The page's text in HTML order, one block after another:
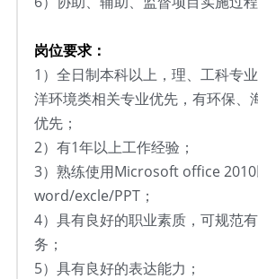
岗位要求：
1） 全日制本科以上，理、工科专
洋环境类相关专业优先，有环保、
优先；
2）有1年以上工作经验；
3） 熟练使用Microsoft office
word/excle/PPT；
4） 具有良好的职业素质，可规范
务；
5） 具有良好的表达能力；